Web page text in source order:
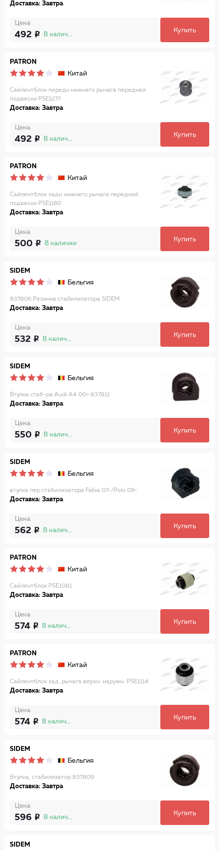
Доставка: Завтра
Цена
492 В наличии
Купить
PATRON
Китай
Сайлентблок передн нижнего рычага передней
подвески PSE1277
Доставка: Завтра
Цена
492 В наличии
Купить
PATRON
Китай
Сайлентблок задн нижнего рычага передней
подвески PSE1160
Доставка: Завтра
Цена
500 В наличии
Купить
SIDEM
Бельгия
837806 Резинка стабилизатора SIDEM
Доставка: Завтра
Цена
532 В наличии
Купить
SIDEM
Бельгия
Втулка стаб-ра Audi A4 00> 837811
Доставка: Завтра
Цена
550 В наличии
Купить
SIDEM
Бельгия
втулка пер.стабилизатора Fabia 07-/Polo 09-
Доставка: Завтра
Цена
562 В наличии
Купить
PATRON
Китай
Сайлентблок PSE1081
Доставка: Завтра
Цена
574 В наличии
Купить
PATRON
Китай
Сайлентблок зад. рычага верхн. наружн. PSE1114
Доставка: Завтра
Цена
574 В наличии
Купить
SIDEM
Бельгия
Втулка, стабилизатор 837809
Доставка: Завтра
Цена
596 В наличии
Купить
SIDEM